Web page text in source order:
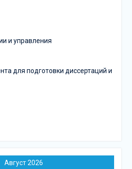
и управления
для подготовки диссертаций и
Август 2026